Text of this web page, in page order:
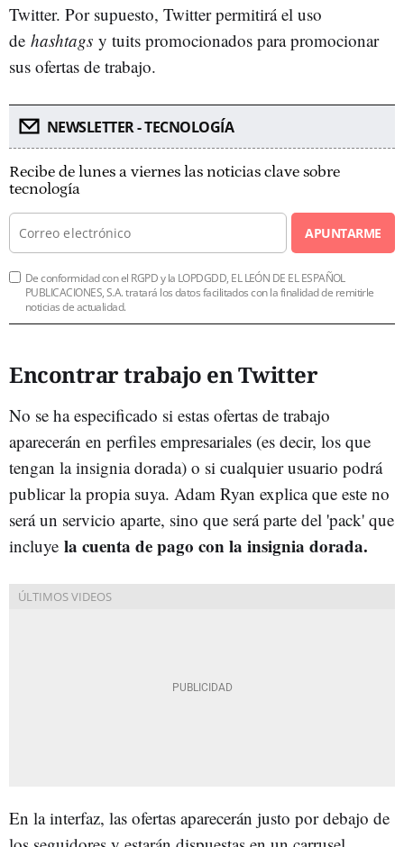
Twitter. Por supuesto, Twitter permitirá el uso
de hashtags y tuits promocionados para promocionar
sus ofertas de trabajo.
NEWSLETTER - TECNOLOGÍA
Recibe de lunes a viernes las noticias clave sobre
tecnología
APUNTARME
De conformidad con el RGPD y la LOPDGDD, EL LEÓN DE EL ESPAÑOL
PUBLICACIONES, S.A. tratará los datos facilitados con la finalidad de remitirle
noticias de actualidad.
Encontrar trabajo en Twitter
No se ha especificado si estas ofertas de trabajo
aparecerán en perfiles empresariales (es decir, los que
tengan la insignia dorada) o si cualquier usuario podrá
publicar la propia suya. Adam Ryan explica que este no
será un servicio aparte, sino que será parte del 'pack' que
incluye la cuenta de pago con la insignia dorada.
En la interfaz, las ofertas aparecerán justo por debajo de